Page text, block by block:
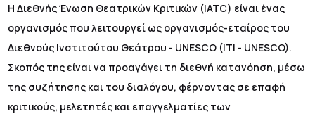
Η Διεθνής Ένωση Θεατρικών Κριτικών (IATC) είναι ένας
οργανισμός που λειτουργεί ως οργανισμός-εταίρος του
Διεθνούς Ινστιτούτου Θεάτρου - UNESCO (ITI - UNESCO).
Σκοπός της είναι να προαγάγει τη διεθνή κατανόηση, μέσω
της συζήτησης και του διαλόγου, φέρνοντας σε επαφή
κριτικούς, μελετητές και επαγγελματίες των